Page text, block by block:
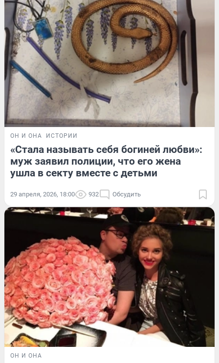
ОН И ОНА ИСТОРИИ
«Стала называть себя богиней любви»:
муж заявил полиции, что его жена
ушла в секту вместе с детьми
29 апреля, 2026, 18:00 932 Обсудить
ОН И ОНА